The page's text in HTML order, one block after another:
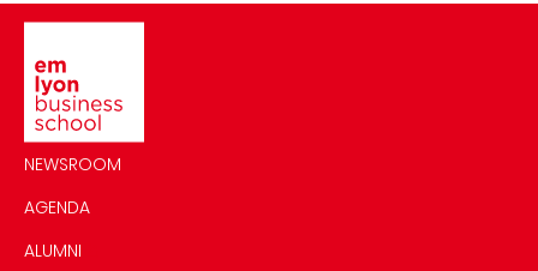
NEWSROOM
AGENDA
ALUMNI